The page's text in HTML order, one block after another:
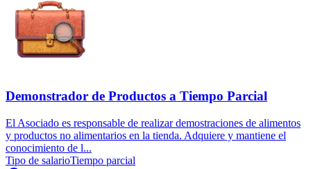
Demonstrador de Productos a Tiempo Parcial
El Asociado es responsable de realizar demostraciones de alimentos
y productos no alimentarios en la tienda. Adquiere y mantiene el
conocimiento de l...
Tipo de salarioTiempo parcial